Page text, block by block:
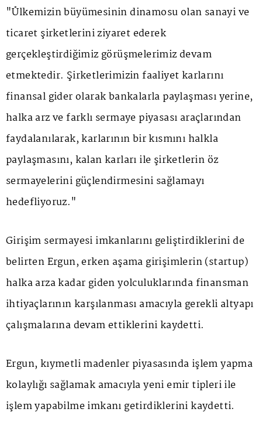
"Ülkemizin büyümesinin dinamosu olan sanayi ve
ticaret şirketlerini ziyaret ederek
gerçekleştirdiğimiz görüşmelerimiz devam
etmektedir. Şirketlerimizin faaliyet karlarını
finansal gider olarak bankalarla paylaşması yerine,
halka arz ve farklı sermaye piyasası araçlarından
faydalanılarak, karlarının bir kısmını halkla
paylaşmasını, kalan karları ile şirketlerin öz
sermayelerini güçlendirmesini sağlamayı
hedefliyoruz."
Girişim sermayesi imkanlarını geliştirdiklerini de
belirten Ergun, erken aşama girişimlerin (startup)
halka arza kadar giden yolculuklarında finansman
ihtiyaçlarının karşılanması amacıyla gerekli altyapı
çalışmalarına devam ettiklerini kaydetti.
Ergun, kıymetli madenler piyasasında işlem yapma
kolaylığı sağlamak amacıyla yeni emir tipleri ile
işlem yapabilme imkanı getirdiklerini kaydetti.